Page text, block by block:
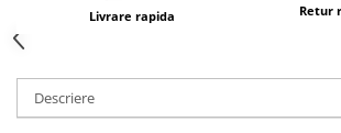
Livrare rapida Retur
Descriere